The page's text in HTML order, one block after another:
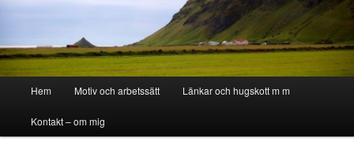
Skip to primary content
Skip to secondary content
Hem Motiv och arbetssätt Länkar och hugskott m m
Kontakt – om mig